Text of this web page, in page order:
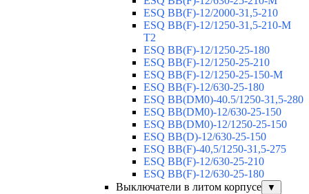
ESQ BB(F)-12/2000-31,5-210
ESQ BB(F)-12/1250-31,5-210-М
T2
ESQ BB(F)-12/1250-25-180
ESQ ВВ(F)-12/1250-25-210
ESQ ВВ(F)-12/1250-25-150-М
ESQ BB(F)-12/630-25-180
ESQ ВВ(DM0)-40.5/1250-31,5-280
ESQ ВВ(DM0)-12/630-25-150
ESQ ВВ(DM0)-12/1250-25-150
ESQ BB(D)-12/630-25-150
ESQ ВВ(F)-40,5/1250-31,5-275
ESQ ВВ(F)-12/630-25-210
ESQ ВВ(F)-12/630-25-180
Выключатели в литом корпусе
▼